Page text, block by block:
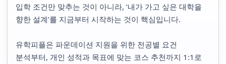
입학 조건만 맞추는 것이 아니라, ‘내가 가고 싶은 대학을
향한 설계’를 지금부터 시작하는 것이 핵심입니다.
유학피플은 파운데이션 지원을 위한 전공별 요건
분석부터, 개인 성적과 목표에 맞는 코스 추천까지 1:1로